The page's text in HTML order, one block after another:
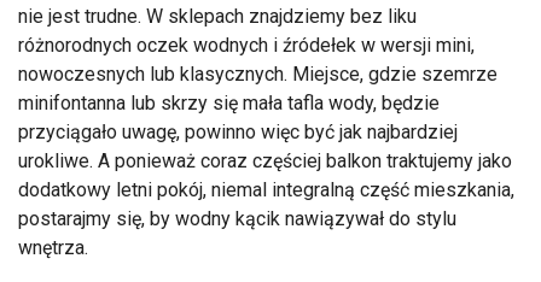
nie jest trudne. W sklepach znajdziemy bez liku
różnorodnych oczek wodnych i źródełek w wersji mini,
nowoczesnych lub klasycznych. Miejsce, gdzie szemrze
minifontanna lub skrzy się mała tafla wody, będzie
przyciągało uwagę, powinno więc być jak najbardziej
urokliwe. A ponieważ coraz częściej balkon traktujemy jako
dodatkowy letni pokój, niemal integralną część mieszkania,
postarajmy się, by wodny kącik nawiązywał do stylu
wnętrza.